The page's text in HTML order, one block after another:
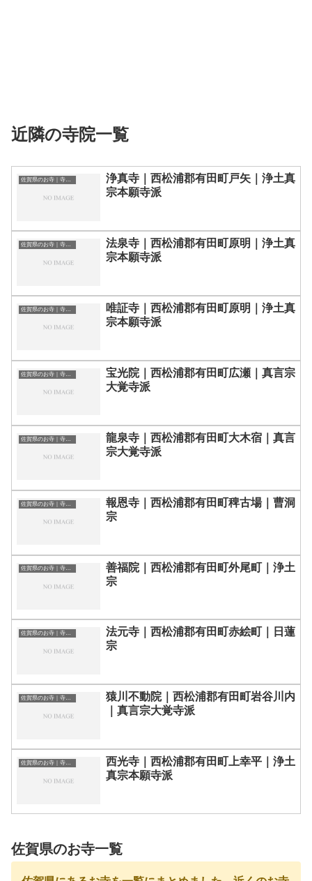
近隣の寺院一覧
佐賀県のお寺｜寺院一覧
浄真寺｜西松浦郡有田町戸矢｜浄土真
宗本願寺派
佐賀県のお寺｜寺院一覧
法泉寺｜西松浦郡有田町原明｜浄土真
宗本願寺派
佐賀県のお寺｜寺院一覧
唯証寺｜西松浦郡有田町原明｜浄土真
宗本願寺派
佐賀県のお寺｜寺院一覧
宝光院｜西松浦郡有田町広瀬｜真言宗
大覚寺派
佐賀県のお寺｜寺院一覧
龍泉寺｜西松浦郡有田町大木宿｜真言
宗大覚寺派
佐賀県のお寺｜寺院一覧
報恩寺｜西松浦郡有田町稗古場｜曹洞
宗
佐賀県のお寺｜寺院一覧
善福院｜西松浦郡有田町外尾町｜浄土
宗
佐賀県のお寺｜寺院一覧
法元寺｜西松浦郡有田町赤絵町｜日蓮
宗
佐賀県のお寺｜寺院一覧
猿川不動院｜西松浦郡有田町岩谷川内
｜真言宗大覚寺派
佐賀県のお寺｜寺院一覧
西光寺｜西松浦郡有田町上幸平｜浄土
真宗本願寺派
佐賀県のお寺一覧